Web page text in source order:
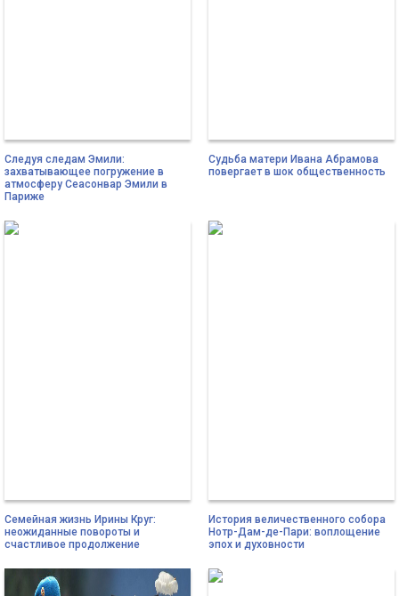
Следуя следам Эмили:
захватывающее погружение в
атмосферу Сеасонвар Эмили в
Париже
Судьба матери Ивана Абрамова
повергает в шок общественность
Семейная жизнь Ирины Круг:
неожиданные повороты и
счастливое продолжение
История величественного собора
Нотр-Дам-де-Пари: воплощение
эпох и духовности